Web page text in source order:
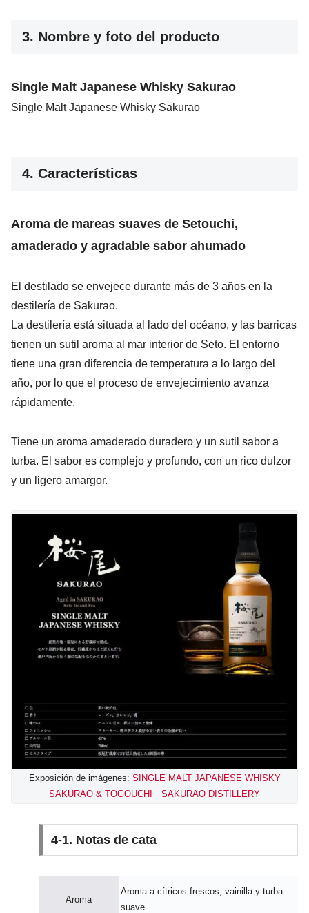
3. Nombre y foto del producto
Single Malt Japanese Whisky Sakurao
Single Malt Japanese Whisky Sakurao
4. Características
Aroma de mareas suaves de Setouchi,
amaderado y agradable sabor ahumado
El destilado se envejece durante más de 3 años en la
destilería de Sakurao.
La destilería está situada al lado del océano, y las barricas
tienen un sutil aroma al mar interior de Seto. El entorno
tiene una gran diferencia de temperatura a lo largo del
año, por lo que el proceso de envejecimiento avanza
rápidamente.
Tiene un aroma amaderado duradero y un sutil sabor a
turba. El sabor es complejo y profundo, con un rico dulzor
y un ligero amargor.
Exposición de imágenes: SINGLE MALT JAPANESE WHISKY
SAKURAO & TOGOUCHI｜SAKURAO DISTILLERY
4-1. Notas de cata
Aroma
Aroma a cítricos frescos, vainilla y turba
suave